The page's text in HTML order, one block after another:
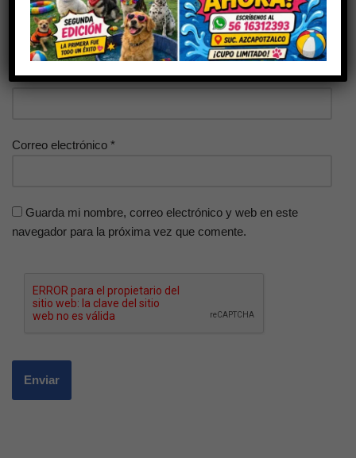
Nombre*
Correo electrónico *
Guarda mi nombre, correo electrónico y web en este
navegador para la próxima vez que comente.